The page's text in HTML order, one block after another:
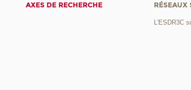
AXES DE RECHERCHE RÉSEAUX
L'ESDR3C